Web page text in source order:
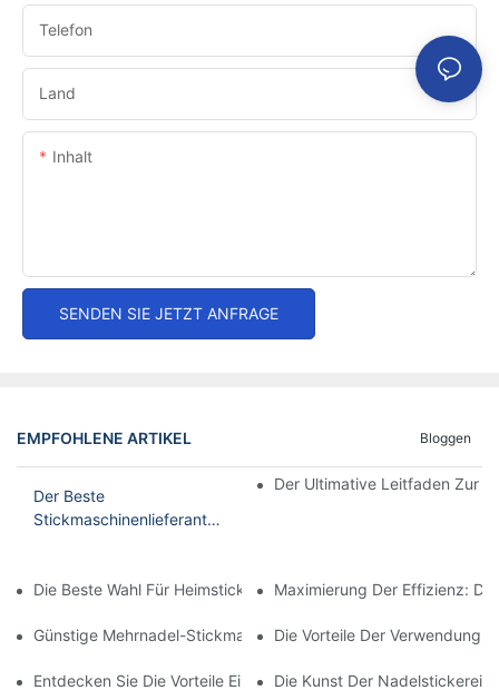
Telefon
Land
Inhalt
SENDEN SIE JETZT ANFRAGE
EMPFOHLENE ARTIKEL Bloggen
Der Beste
Stickmaschinenlieferant
Der Ultimative Leitfaden Zur
Die Beste Wahl Für Heimstickereien: Die Beste Mehrnadel-
Maximierung Der Effizienz:
Günstige Mehrnadel-Stickmaschine: Eine Kostengünstige
Die Vorteile Der Verwendung
Entdecken Sie Die Vorteile Einer Mehrnadel-Stickmaschine
Die Kunst Der Nadelstickerei